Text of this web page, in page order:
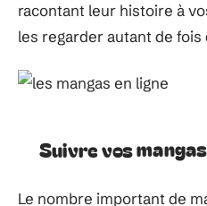
racontant leur histoire à
les regarder autant de
Suivre vos
Le nombre important de